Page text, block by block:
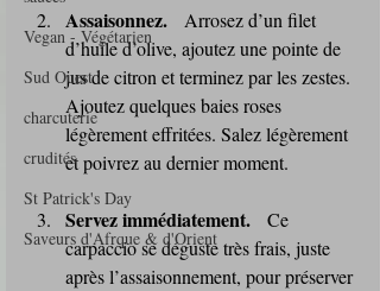
Vegan - Végétarien
Sud Ouest
charcuterie
crudités
St Patrick's Day
Saveurs d'Afrque & d'Orient
Assaisonnez. Arrosez d’un filet
d’huile d’olive, ajoutez une pointe de
jus de citron et terminez par les zestes.
Ajoutez quelques baies roses
légèrement effritées. Salez légèrement
et poivrez au dernier moment.
Servez immédiatement. Ce
carpaccio se déguste très frais, juste
après l’assaisonnement, pour préserver